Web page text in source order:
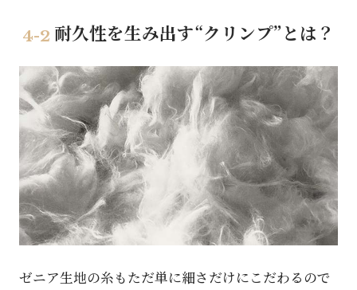
4-2 耐久性を⽣み出す“クリンプ”とは？
ゼニア⽣地の糸もただ単に細さだけにこだわるので